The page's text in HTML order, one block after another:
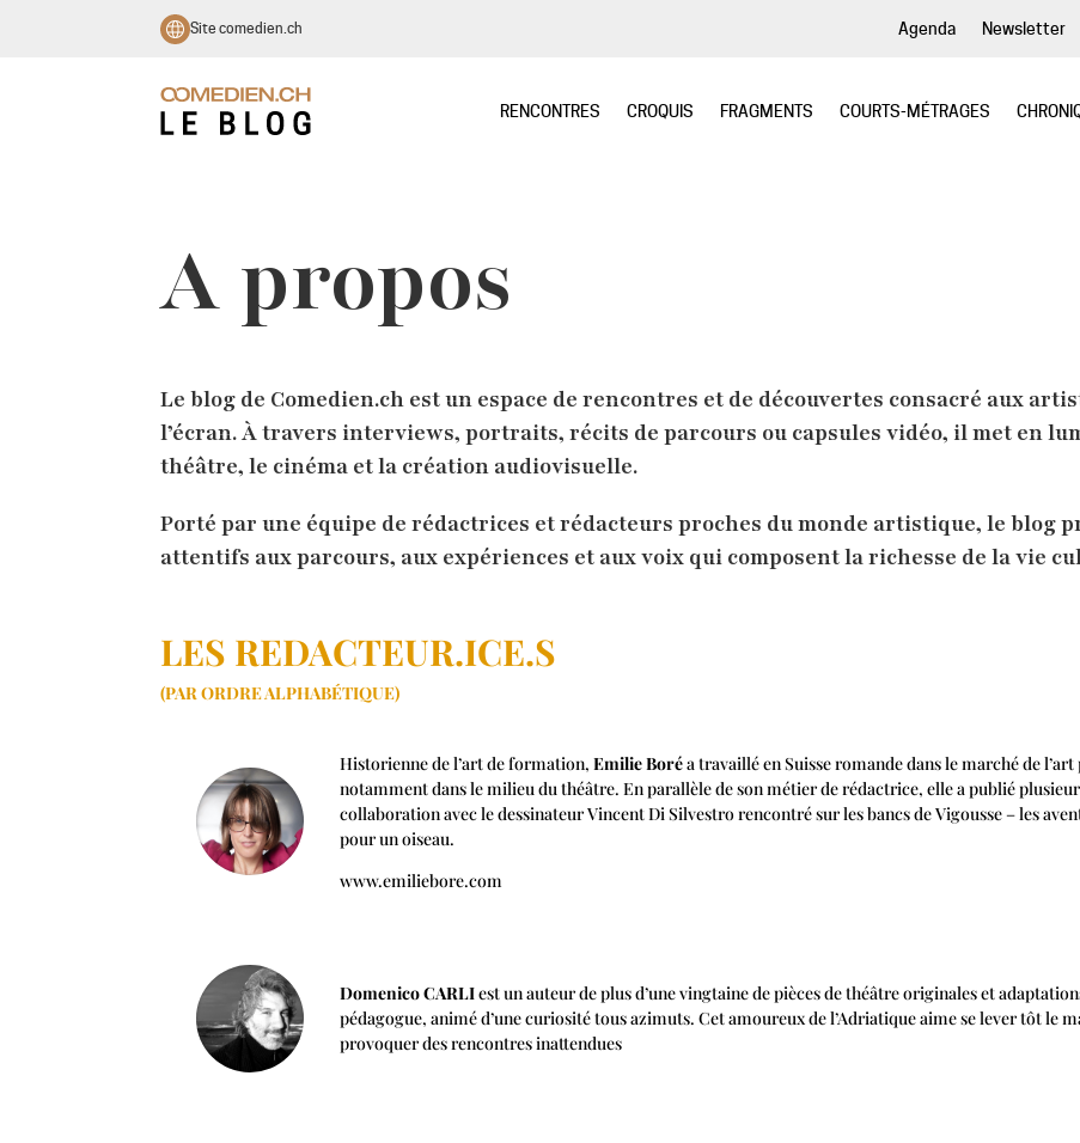
Site comedien.ch Agenda Newsletter
RENCONTRES CROQUIS FRAGMENTS COURTS-MÉTRAGES
A propos
Le blog de Comedien.ch est un espace de rencontres et de découvertes consacré aux
l’écran. À travers interviews, portraits, récits de parcours ou capsules vidéo, il met en
théâtre, le cinéma et la création audiovisuelle.
Porté par une équipe de rédactrices et rédacteurs proches du monde artistique, le blog
attentifs aux parcours, aux expériences et aux voix qui composent la richesse de la vie
LES REDACTEUR.ICE.S
(PAR ORDRE ALPHABÉTIQUE)
Historienne de l’art de formation,Emilie Boréa travaillé en Suisse romande dans le marché de
notamment dans le milieu du théâtre. En parallèle de son métier de rédactrice, elle a publié
collaboration avec le dessinateur Vincent Di Silvestro rencontré sur les bancs de Vigousse – les
pour un oiseau.
www.emiliebore.com
Domenico CARLIest un auteur de plus d’une vingtaine de pièces de théâtre originales et
pédagogue, animé d’une curiosité tous azimuts. Cet amoureux de l’Adriatique aime se lever tôt le
provoquer des rencontres inattendues